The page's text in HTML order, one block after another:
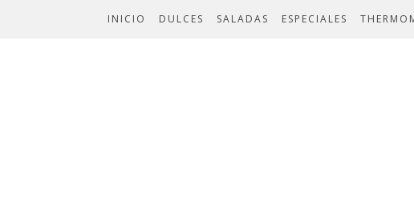
INICIO DULCES SALADAS ESPECIALES